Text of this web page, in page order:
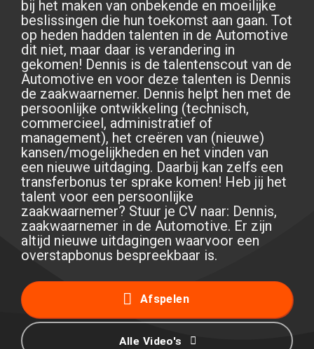
bij het maken van onbekende en moeilijke
beslissingen die hun toekomst aan gaan. Tot
op heden hadden talenten in de Automotive
dit niet, maar daar is verandering in
gekomen! Dennis is de talentenscout van de
Automotive en voor deze talenten is Dennis
de zaakwaarnemer. Dennis helpt hen met de
persoonlijke ontwikkeling (technisch,
commercieel, administratief of
management), het creëren van (nieuwe)
kansen/mogelijkheden en het vinden van
een nieuwe uitdaging. Daarbij kan zelfs een
transferbonus ter sprake komen! Heb jij het
talent voor een persoonlijke
zaakwaarnemer? Stuur je CV naar: Dennis,
zaakwaarnemer in de Automotive. Er zijn
altijd nieuwe uitdagingen waarvoor een
overstapbonus bespreekbaar is.
Afspelen
Alle Video's